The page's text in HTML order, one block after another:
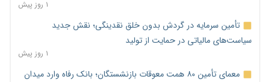
۱ روز پیش
تأمین سرمایه در گردش بدون خلق نقدینگی؛ نقش جدید
سیاست‌های مالیاتی در حمایت از تولید
۱ روز پیش
معمای تأمین ۸۰ همت معوقات بازنشستگان؛ بانک رفاه وارد میدان